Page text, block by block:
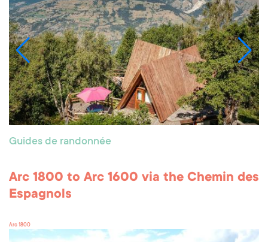
Guides de randonnée
Arc 1800 to Arc 1600 via the Chemin des
Espagnols
Arc 1800